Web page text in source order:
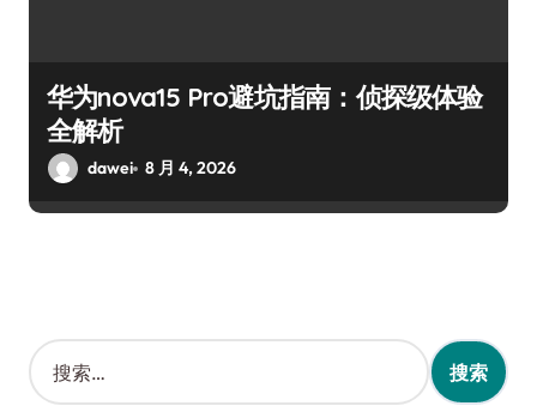
华为nova15 Pro避坑指南：侦探级体验
全解析
dawei 8 月 4, 2026
搜
索
：